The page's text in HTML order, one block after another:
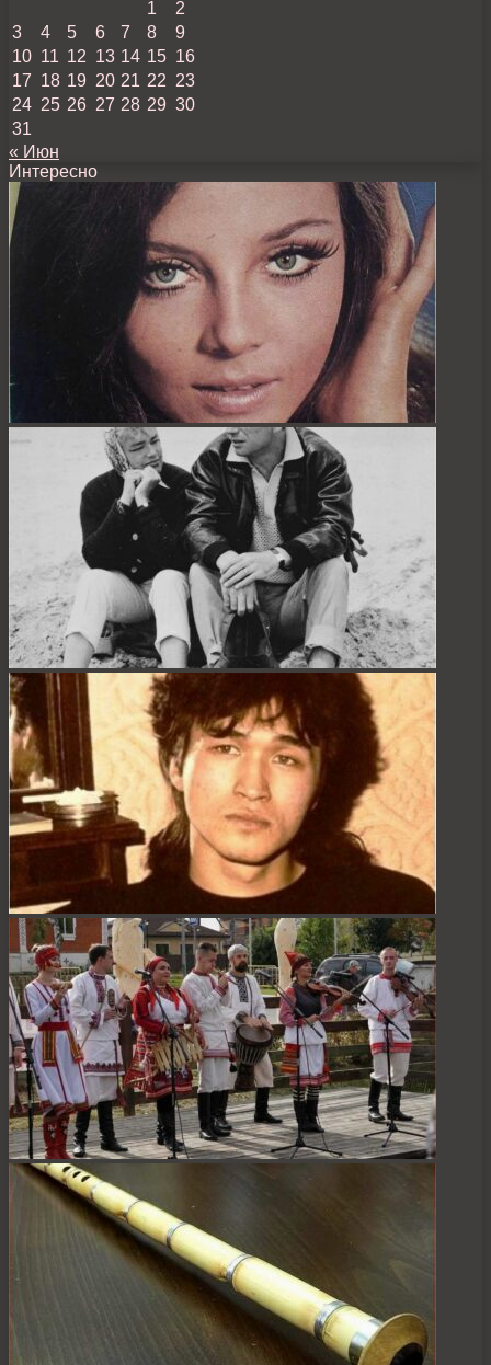
1
2
3
4 5 6 7 8
9
10 11 12 13 14 15 16
17 18 19 20 21 22 23
24 25 26 27 28 29 30
31
« Июн
Интересно